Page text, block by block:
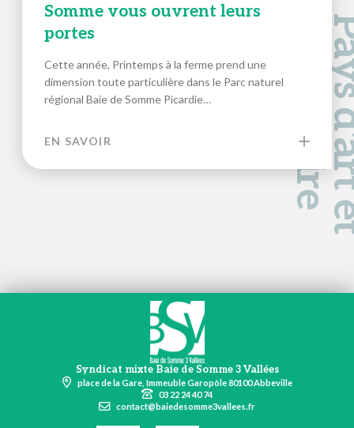
Somme vous ouvrent leurs
portes
Cette année, Printemps à la ferme prend une
dimension toute particulière dans le Parc naturel
régional Baie de Somme Picardie…
EN SAVOIR a
d
e
Syndicat mixte Baie de Somme 3 Vallées
place de la Gare, Immeuble Garopôle 80100 Abbeville
03 22 24 40 74
contact@baiedesomme3vallees.fr